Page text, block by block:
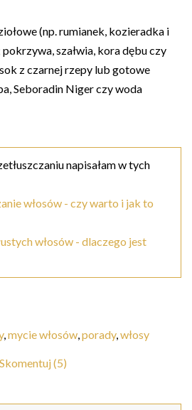
(np. rumianek, kozieradka i
szałwia, kora dębu czy
z czarnej rzepy lub gotowe
Seboradin Niger czy woda
napisałam w tych
włosów - czy warto i jak to
włosów - dlaczego jest
,mycie włosów,porady,włosy
Skomentuj (5)